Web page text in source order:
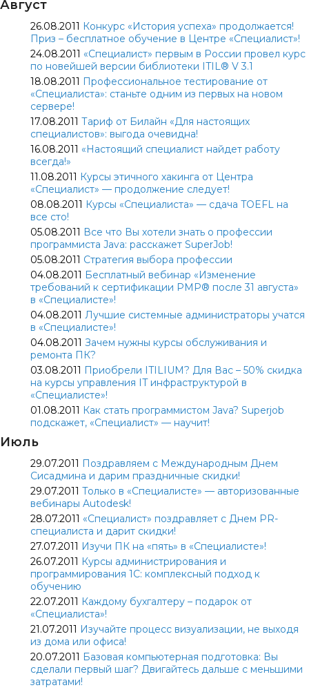
Август
26.08.2011 Конкурс «История успеха» продолжается!
Приз – бесплатное обучение в Центре «Специалист»!
24.08.2011 «Специалист» первым в России провел курс
по новейшей версии библиотеки ITIL® V 3.1
18.08.2011 Профессиональное тестирование от
«Специалиста»: станьте одним из первых на новом
сервере!
17.08.2011 Тариф от Билайн «Для настоящих
специалистов»: выгода очевидна!
16.08.2011 «Настоящий специалист найдет работу
всегда!»
11.08.2011 Курсы этичного хакинга от Центра
«Специалист» — продолжение следует!
08.08.2011 Курсы «Специалиста» — сдача TOEFL на
все сто!
05.08.2011 Все что Вы хотели знать о профессии
программиста Java: расскажет SuperJob!
05.08.2011 Стратегия выбора профессии
04.08.2011 Бесплатный вебинар «Изменение
требований к сертификации PMP® после 31 августа»
в «Специалисте»!
04.08.2011 Лучшие системные администраторы учатся
в «Специалисте»!
04.08.2011 Зачем нужны курсы обслуживания и
ремонта ПК?
03.08.2011 Приобрели ITILIUM? Для Вас – 50% скидка
на курсы управления IT инфраструктурой в
«Специалисте»!
01.08.2011 Как стать программистом Java? Superjob
подскажет, «Специалист» — научит!
Июль
29.07.2011 Поздравляем с Международным Днем
Сисадмина и дарим праздничные скидки!
29.07.2011 Только в «Специалисте» — авторизованные
вебинары Autodesk!
28.07.2011 «Специалист» поздравляет с Днем PR-
специалиста и дарит скидки!
27.07.2011 Изучи ПК на «пять» в «Специалисте»!
26.07.2011 Курсы администрирования и
программирования 1С: комплексный подход к
обучению
22.07.2011 Каждому бухгалтеру – подарок от
«Специалиста»!
21.07.2011 Изучайте процесс визуализации, не выходя
из дома или офиса!
20.07.2011 Базовая компьютерная подготовка: Вы
сделали первый шаг? Двигайтесь дальше с меньшими
затратами!